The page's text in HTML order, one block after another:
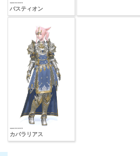
バスティオン
カバラリアス